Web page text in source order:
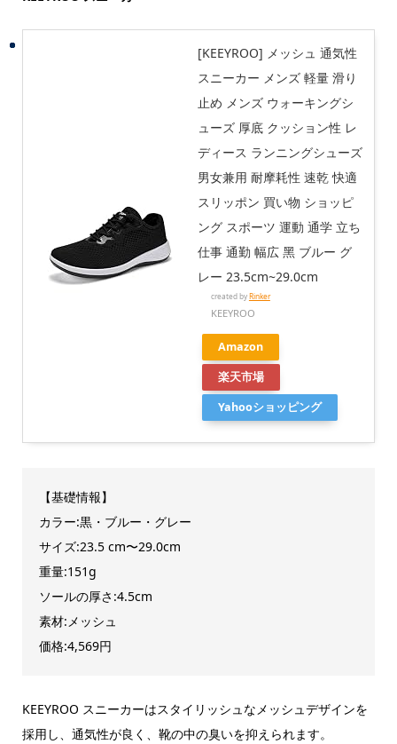
[KEEYROO] メッシュ 通気性
スニーカー メンズ 軽量 滑り
止め メンズ ウォーキングシ
ューズ 厚底 クッション性 レ
ディース ランニングシューズ
男女兼用 耐摩耗性 速乾 快適
スリッポン 買い物 ショッピ
ング スポーツ 運動 通学 立ち
仕事 通勤 幅広 黑 ブルー グ
レー 23.5cm~29.0cm
created byRinker
KEEYROO
Amazon
楽天市場
Yahooショッピング
【基礎情報】
カラー:黒・ブルー・グレー
サイズ:23.5 cm〜29.0cm
重量:151g
ソールの厚さ:4.5cm
素材:メッシュ
価格:4,569円
KEEYROO スニーカーはスタイリッシュなメッシュデザインを
採用し、通気性が良く、靴の中の臭いを抑えられます。